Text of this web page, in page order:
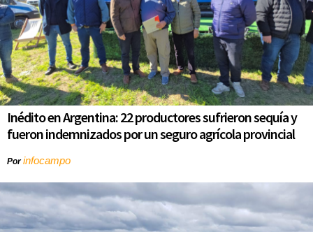
Inédito en Argentina: 22 productores sufrieron sequía y
fueron indemnizados por un seguro agrícola provincial
Porinfocampo